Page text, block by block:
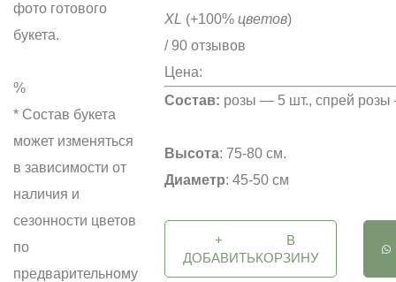
фото готового
букета.
%
* Состав букета
может изменяться
в зависимости от
наличия и
сезонности цветов
по
предварительному
XL (+100% цветов)
/ 90 отзывов
Цена:
Состав: розы — 5 шт., спрей
Высота: 75-80 см.
Диаметр: 45-50 см
+
ДОБАВИТЬ
В
КОРЗИНУ